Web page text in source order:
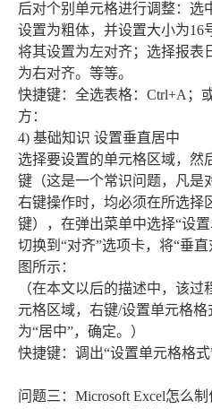
后对个别单元格进行调整：选
设置为粗体，并设置大小为16
将其设置为左对齐；选择报表
为右对齐。等等。
快捷键：全选表格：Ctrl+A；
方：
4) 基础知识 设置垂直居中
选择要设置的单元格区域，然
键（这是一个常识问题，凡是
右键操作时，均必须在所选择
键），在弹出菜单中选择“设置
切换到“对齐”选项卡，将“垂
图所示：
（在本文以后的描述中，该
元格区域，右键/设置单元格
为“居中”，确定。）
快捷键：调出“设置单元格格式
问题三：Microsoft Excel怎么